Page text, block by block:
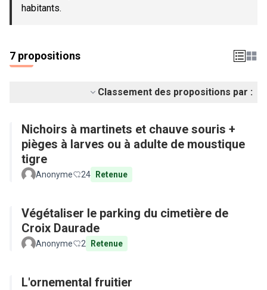
habitants.
7 propositions
Classement des propositions par :
Nichoirs à martinets et chauve souris +
pièges à larves ou à adulte de moustique
tigre
Anonyme 24 Retenue
Végétaliser le parking du cimetière de
Croix Daurade
Anonyme 2 Retenue
L'ornemental fruitier